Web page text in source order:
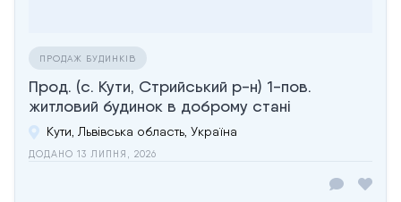
ПРОДАЖ БУДИНКІВ
Прод. (с. Кути, Стрийський р-н) 1-пов.
житловий будинок в доброму стані
Кути, Львівська область, Україна
ДОДАНО 13 ЛИПНЯ, 2026